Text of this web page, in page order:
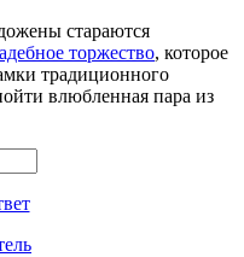
стараются
торжество, которое
традиционного
влюбленная пара из